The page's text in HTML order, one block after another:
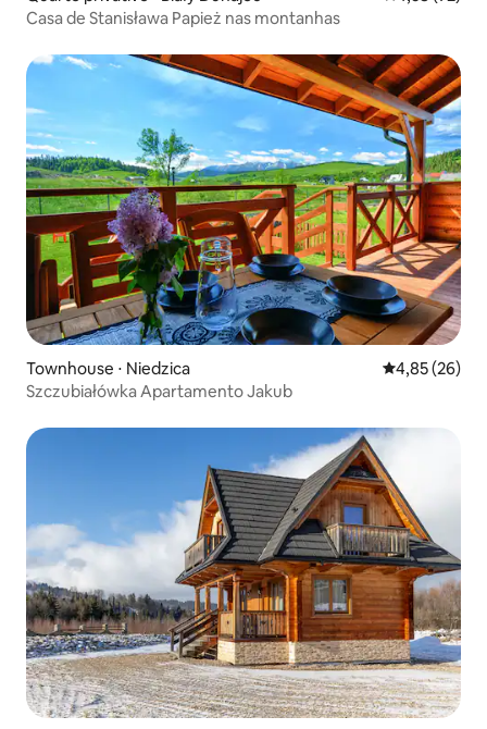
Casa de Stanisława Papież nas montanhas
Townhouse ⋅ Niedzica 4,85 de uma
4,85 (26)
Szczubiałówka Apartamento Jakub